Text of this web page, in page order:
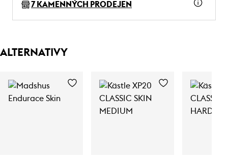
7 KAMENNÝCH PRODEJEN
ALTERNATIVY